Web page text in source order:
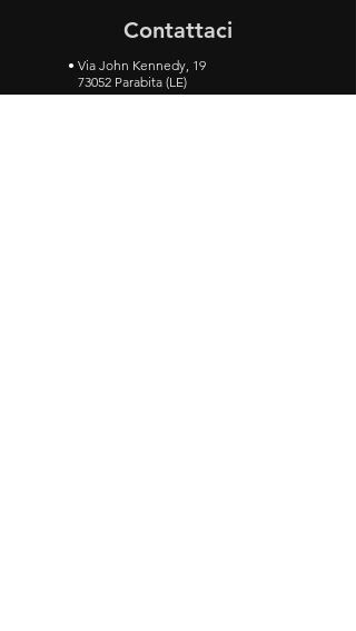
Contattaci
• Via John Kennedy, 19
73052 Parabita (LE)